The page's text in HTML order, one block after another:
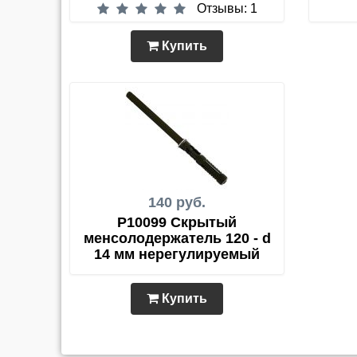
Отзывы: 1
Купить
140 руб.
P10099 Скрытый
менсолодержатель 120 - d
14 мм нерегулируемый
Купить